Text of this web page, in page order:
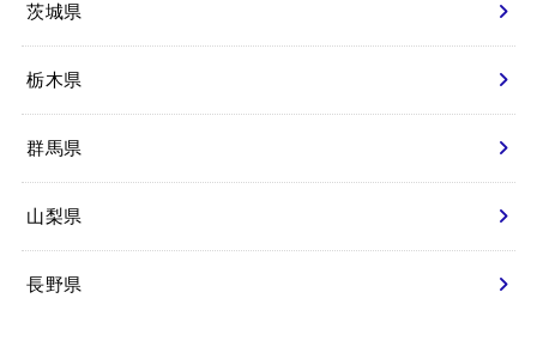
茨城県
栃木県
群馬県
山梨県
長野県